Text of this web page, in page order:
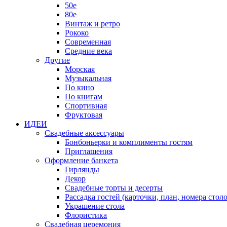
50е
80е
Винтаж и ретро
Рококо
Современная
Средние века
Другие
Морская
Музыкальная
По кино
По книгам
Спортивная
Фруктовая
ИДЕИ
Свадебные аксессуары
Бонбоньерки и комплименты гостям
Приглашения
Оформление банкета
Гирлянды
Декор
Свадебные торты и десерты
Рассадка гостей (карточки, план, номера
Украшение стола
Флористика
Свадебная церемония